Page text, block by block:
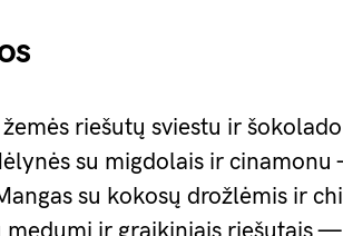
žemės riešutų sviestu ir
su migdolais ir
su kokosų drožlėmis ir